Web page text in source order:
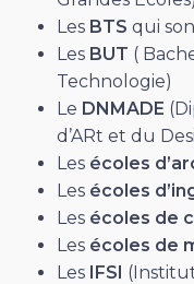
Les BTS qui
Les BUT (
Technologie)
Le DNMADE
d’ARt et du
Les écoles
Les écoles
Les écoles de
Les écoles de
Les IFSI